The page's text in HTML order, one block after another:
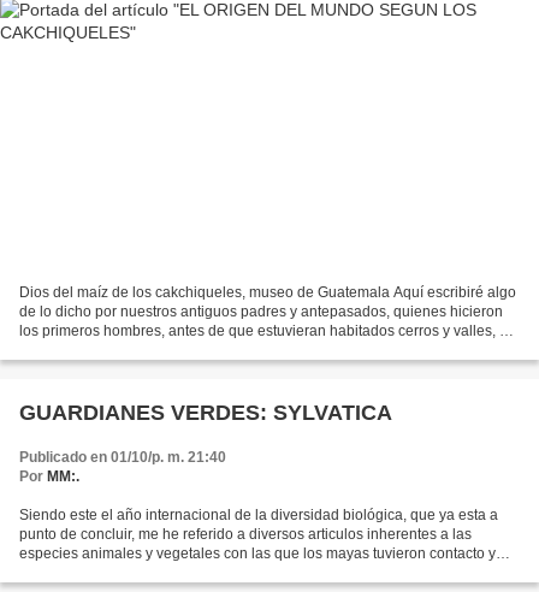
Dios del maíz de los cakchiqueles, museo de Guatemala Aquí escribiré algo
de lo dicho por nuestros antiguos padres y antepasados, quienes hicieron
los primeros hombres, antes de que estuvieran habitados cerros y valles, en
GUARDIANES VERDES: SYLVATICA
Publicado en 01/10/p. m. 21:40
Por MM:.
Siendo este el año internacional de la diversidad biológica, que ya esta a
punto de concluir, me he referido a diversos articulos inherentes a las
especies animales y vegetales con las que los mayas tuvieron contacto y